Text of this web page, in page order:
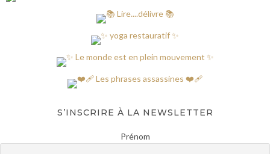
S’INSCRIRE À LA NEWSLETTER
Prénom